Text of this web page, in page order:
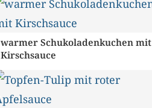
warmer Schukoladenkuchen mit
Kirschsauce